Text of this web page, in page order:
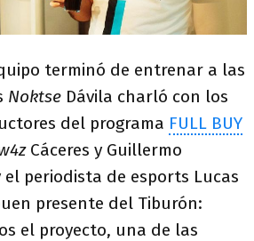
terminó de entrenar a las
Noktse Dávila charló con los
del programa FULL BUY
Cáceres y Guillermo
el periodista de esports Lucas
presente del Tiburón:
el proyecto, una de las